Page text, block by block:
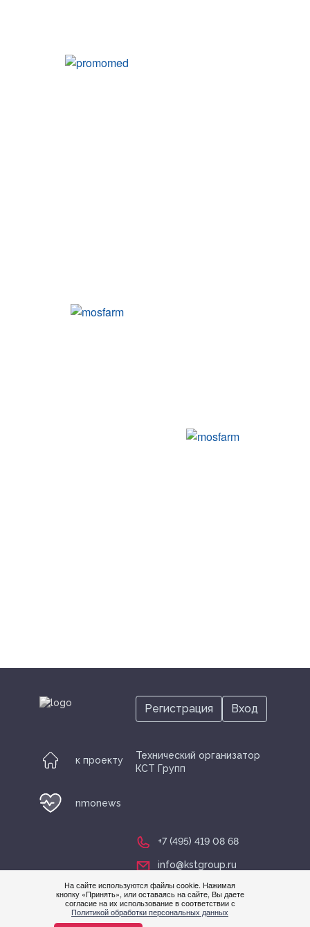
На сайте используются файлы cookie. Нажимая
кнопку «Принять», или оставаясь на сайте, Вы даете
согласие на их использование в соответствии с
Политикой обработки персональных данных
к проекту
nmonews
Технический организатор
КСТ Групп
+7 (495) 419 08 68
info@kstgroup.ru
Регистрация Вход